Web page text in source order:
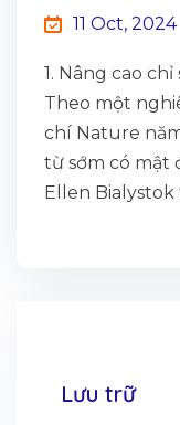
11 Oct, 2024
1. Nâng cao
Theo một
chí Nature
từ sớm có mật
Ellen Bialystok
Lưu trữ